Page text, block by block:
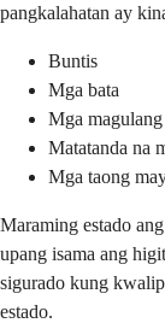
pangkalahatan ay
Buntis
Mga bata
Mga
Matatanda na
Mga taong
Maraming estado
upang isama ang
sigurado kung
estado.